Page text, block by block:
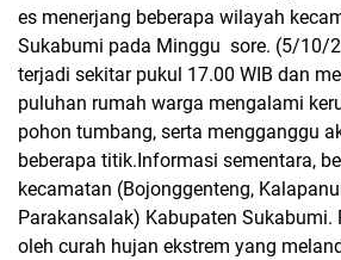
es menerjang beberapa wilayah
Sukabumi pada Minggu sore. (5/10/
terjadi sekitar pukul 17.00 WIB dan
puluhan rumah warga mengalami
pohon tumbang, serta mengganggu
beberapa titik.Informasi sementara,
kecamatan (Bojonggenteng,
Parakansalak) Kabupaten Sukabumi.
oleh curah hujan ekstrem yang